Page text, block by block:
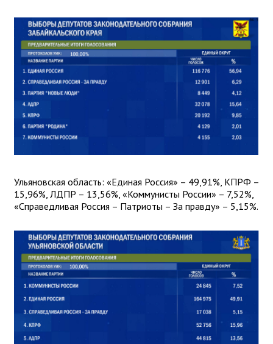
Ульяновская область: «Единая Россия» – 49,91%, КПРФ –
15,96%, ЛДПР – 13,56%, «Коммунисты России» – 7,52%,
«Справедливая Россия – Патриоты – За правду» – 5,15%.